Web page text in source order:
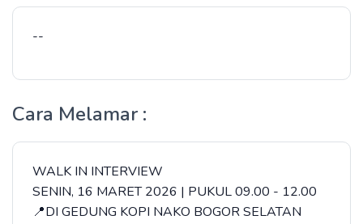
--
Cara Melamar :
WALK IN INTERVIEW
SENIN, 16 MARET 2026 | PUKUL 09.00 - 12.00
📍DI GEDUNG KOPI NAKO BOGOR SELATAN